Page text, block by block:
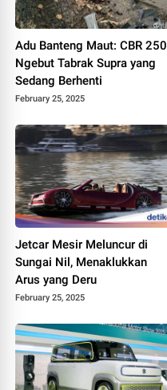
Adu Banteng Maut: CBR 250
Ngebut Tabrak Supra yang
Sedang Berhenti
February 25, 2025
Jetcar Mesir Meluncur di
Sungai Nil, Menaklukkan
Arus yang Deru
February 25, 2025